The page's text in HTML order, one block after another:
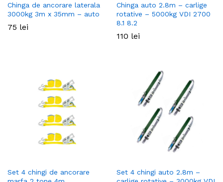
Chinga de ancorare laterala
3000kg 3m x 35mm – auto
75 lei
Chinga auto 2.8m – carlige
rotative – 5000kg VDI 2700
8.1 8.2
110 lei
Set 4 chingi de ancorare
Set 4 chingi auto 2.8m –